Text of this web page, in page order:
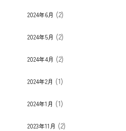
2024年6月 (2)
2024年5月 (2)
2024年4月 (2)
2024年2月 (1)
2024年1月 (1)
2023年11月 (2)